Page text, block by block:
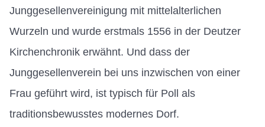
Junggesellenvereinigung mit mittelalterlichen
Wurzeln und wurde erstmals 1556 in der Deutzer
Kirchenchronik erwähnt. Und dass der
Junggesellenverein bei uns inzwischen von einer
Frau geführt wird, ist typisch für Poll als
traditionsbewusstes modernes Dorf.